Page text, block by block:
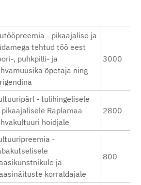
- pikaajalise ja
tehtud töö eest
, puhkpilli- ja
õpetaja ning
3000
- tulihingelisele
pikaajalisele Raplamaa
hoidjale
2800
-
ja
korraldajale
800